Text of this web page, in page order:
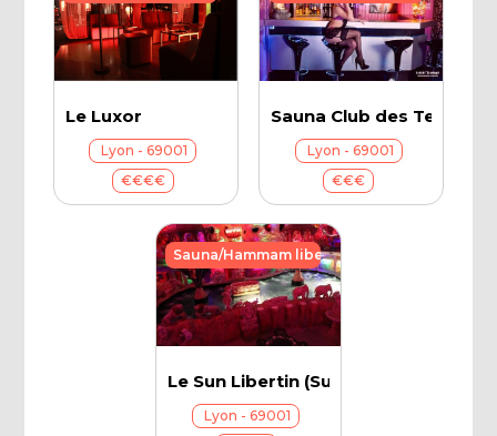
Le Luxor
Lyon - 69001
€€€€
Sauna Club des Terreaux
Lyon - 69001
€€€
Le Sun Libertin (SunCity)
Lyon - 69001
Sauna/Hammam libertins